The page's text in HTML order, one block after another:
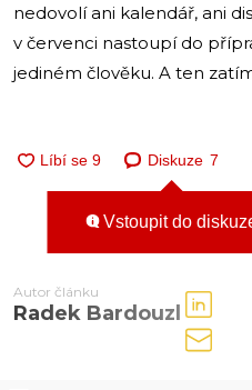
nedovolí ani kalendář, ani
v červenci nastoupí do
jediném člověku. A ten
Diskuze 7
Vstoupit do
Autor článku
Radek Bardouzl